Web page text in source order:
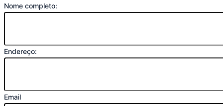
Nome completo:
Endereço:
Email